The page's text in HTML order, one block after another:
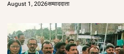
August 1, 2026सम्वाददाता